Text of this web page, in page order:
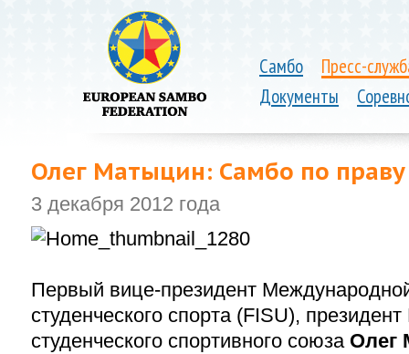
Самбо
Пресс-
Документы
Олег Матыцин: Самбо по
3 декабря 2012 года
Первый вице-президент
студенческого спорта (FISU), президент
студенческого спортивного союза Олег